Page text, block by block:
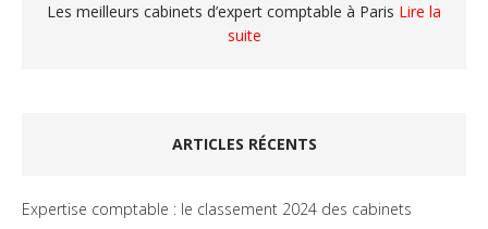
Les meilleurs cabinets d’expert comptable à Paris Lire la
suite
ARTICLES RÉCENTS
Expertise comptable : le classement 2024 des cabinets